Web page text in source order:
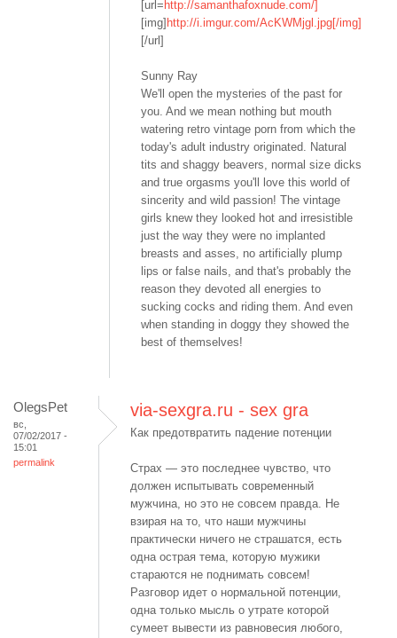
[url= http://samanthafoxnude.com/]
[img] http://i.imgur.com/AcKWMjgl.jpg[/img]
[/url]
Sunny Ray
We'll open the mysteries of the past for
you. And we mean nothing but mouth
watering retro vintage porn from which the
today's adult industry originated. Natural
tits and shaggy beavers, normal size dicks
and true orgasms you'll love this world of
sincerity and wild passion! The vintage
girls knew they looked hot and irresistible
just the way they were no implanted
breasts and asses, no artificially plump
lips or false nails, and that's probably the
reason they devoted all energies to
sucking cocks and riding them. And even
when standing in doggy they showed the
best of themselves!
OlegsPet
вс,
07/02/2017 -
15:01
permalink
via-sexgra.ru - sex gra
Как предотвратить падение потенции
Страх — это последнее чувство, что
должен испытывать современный
мужчина, но это не совсем правда. Не
взирая на то, что наши мужчины
практически ничего не страшатся, есть
одна острая тема, которую мужики
стараются не поднимать совсем!
Разговор идет о нормальной потенции,
одна только мысль о утрате которой
сумеет вывести из равновесия любого,